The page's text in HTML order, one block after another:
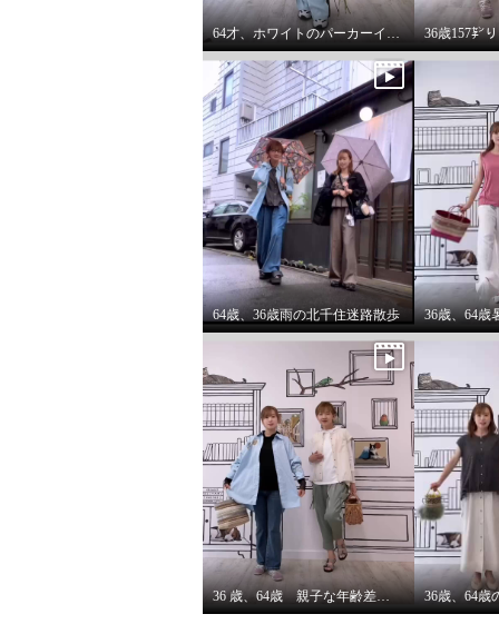
エムズ スタイル 綿１００％
セミシアー エアリー感溢れる
シャツブルゾン
チャコールグレー ７号
¥0
エムズ
セミシ
シャツ
アイボリ
¥0
64才、ホワイトのパーカーインナーはスタイリングに万能です。
64歳、36歳雨の北千住迷路散歩
36 歳、64歳 親子な年齢差コーデ